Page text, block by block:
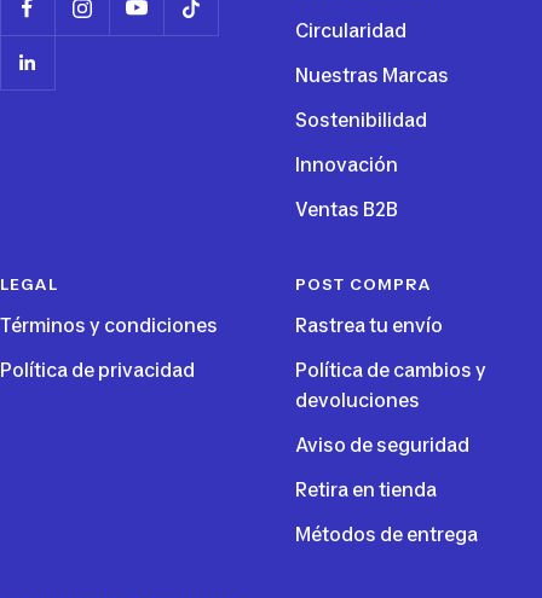
Circularidad
Nuestras Marcas
Sostenibilidad
Innovación
Ventas B2B
LEGAL
Términos y condiciones
Política de privacidad
POST COMPRA
Rastrea tu envío
Política de cambios y
devoluciones
Aviso de seguridad
Retira en tienda
Métodos de entrega